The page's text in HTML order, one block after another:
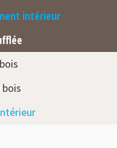
intérieur
bois